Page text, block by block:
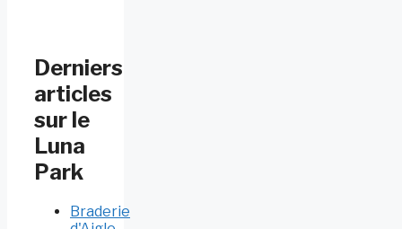
Derniers
articles
sur le
Luna
Park
Braderie